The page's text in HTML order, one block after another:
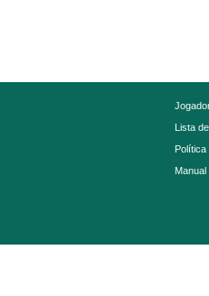
Lista
Política